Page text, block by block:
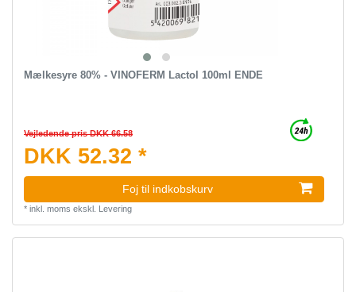
Mælkesyre 80% - VINOFERM Lactol 100ml ENDE
Vejledende pris DKK 66.58
DKK 52.32 *
Foj til indkobskurv
* inkl. moms ekskl. Levering